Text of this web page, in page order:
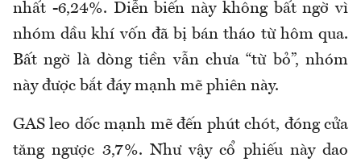
nhất -6,24%. Diễn biến này không bất ngờ vì
nhóm dầu khí vốn đã bị bán tháo từ hôm qua.
Bất ngờ là dòng tiền vẫn chưa “từ bỏ”, nhóm
này được bắt đáy mạnh mẽ phiên này.
GAS leo dốc mạnh mẽ đến phút chót, đóng cửa
tăng ngược 3,7%. Như vậy cổ phiếu này dao